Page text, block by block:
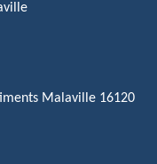
Malaville 16120